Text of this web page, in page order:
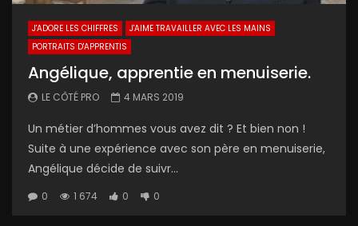
J'ADORE LES CHIFFRES
J'AIME TRAVAILLER AVEC LES MAINS
PORTRAITS D'APPRENTIS
Angélique, apprentie en menuiserie.
LE CÔTÉ PRO 4 MARS 2019
Un métier d’hommes vous avez dit ? Et bien non !
Suite à une expérience avec son père en menuiserie,
Angélique décide de suivr...
0 1 674 0 0